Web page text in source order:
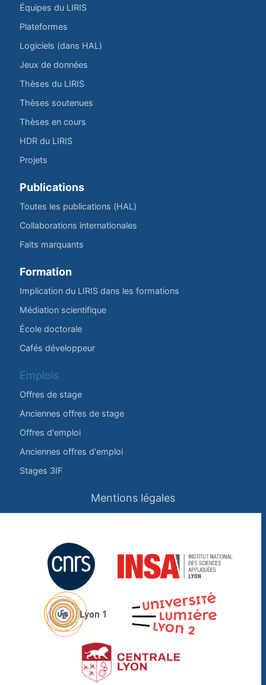
Équipes du LIRIS
Plateformes
Logiciels (dans HAL)
Jeux de données
Thèses du LIRIS
Thèses soutenues
Thèses en cours
HDR du LIRIS
Projets
Publications
Toutes les publications (HAL)
Collaborations internationales
Faits marquants
Formation
Implication du LIRIS dans les formations
Médiation scientifique
École doctorale
Cafés développeur
Emplois
Offres de stage
Anciennes offres de stage
Offres d'emploi
Anciennes offres d'emploi
Stages 3IF
Mentions légales